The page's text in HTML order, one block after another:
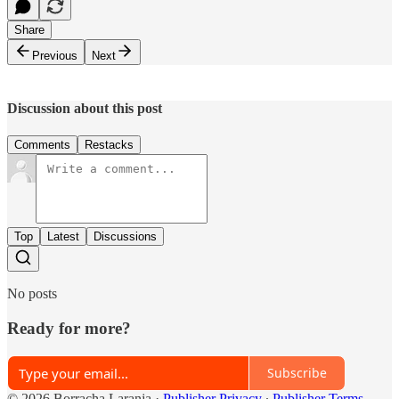
Share
Previous
Next
Discussion about this post
Comments Restacks
Top Latest Discussions
No posts
Ready for more?
Subscribe